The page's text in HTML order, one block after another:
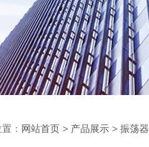
： 网站首页 > 产品展示 > 振荡器